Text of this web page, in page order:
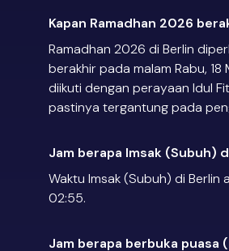
Kapan Ramadhan 2026
Ramadhan 2026 di Berlin
berakhir pada malam Rabu, 18
diikuti dengan perayaan Idul
pastinya tergantung pada
Jam berapa Imsak (Subuh)
Waktu Imsak (Subuh) di Berlin
02:55.
Jam berapa berbuka puasa